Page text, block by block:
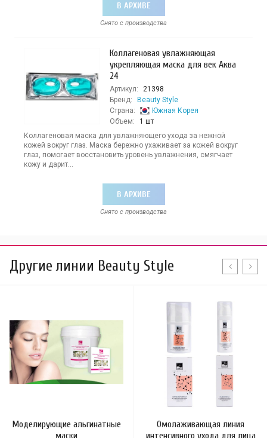
В АРХИВЕ
Снято с производства
Коллагеновая увлажняющая
укрепляющая маска для век Аква
24
Артикул:
21398
Бренд:
Beauty Style
Страна:
Южная Корея
Объем:
1 шт
Коллагеновая маска для увлажняющего ухода за нежной
кожей вокруг глаз. Маска бережно ухаживает за кожей вокруг
глаз, помогает восстановить уровень увлажнения, смягчает
кожу и дарит...
В АРХИВЕ
Снято с производства
Другие линии Beauty Style
Моделирующие альгинатные
маски
Омолаживающая линия
интенсивного ухода для лица